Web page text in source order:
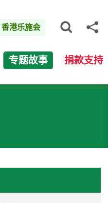
香港乐施会
专题故事 捐款支持